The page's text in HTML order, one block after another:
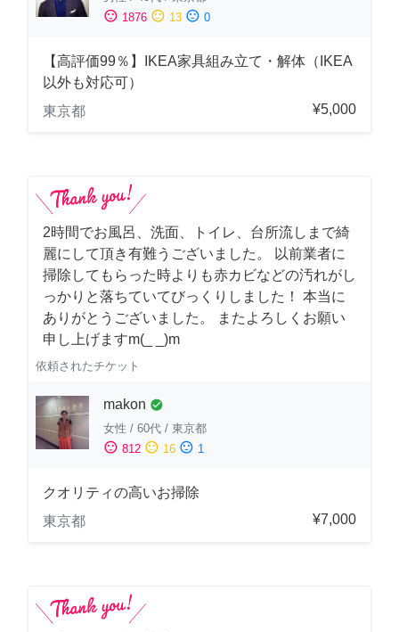
sentiment_satisfied 1876 sentiment_neutral 13 sentiment_dissatisfied 0
【高評価99％】IKEA家具組み立て・解体（IKEA
以外も対応可）
東京都
¥5,000
2時間でお風呂、洗面、トイレ、台所流しまで綺
麗にして頂き有難うございました。 以前業者に
掃除してもらった時よりも赤カビなどの汚れがし
っかりと落ちていてびっくりしました！ 本当に
ありがとうございました。 またよろしくお願い
申し上げますm(_ _)m
依頼されたチケット
makon check_circle
女性 / 60代 / 東京都
sentiment_satisfied 812 sentiment_neutral 16 sentiment_dissatisfied 1
クオリティの高いお掃除
東京都
¥7,000